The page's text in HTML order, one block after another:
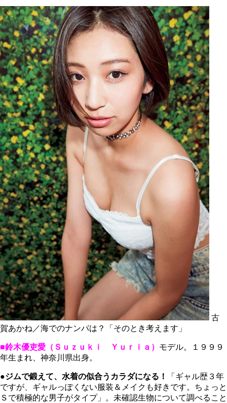
古
賀あかね／海でのナンパは？「そのとき考えます」
■鈴木優吏愛（Ｓｕｚｕｋｉ Ｙｕｒｉａ） モデル。１９９９
年生まれ、神奈川県出身。
●ジムで鍛えて、水着の似合うカラダになる！
「ギャル歴３年
ですが、ギャルっぽくない服装＆メイクも好きです。ちょっと
Ｓで積極的な男子がタイプ」。未確認生物について調べること